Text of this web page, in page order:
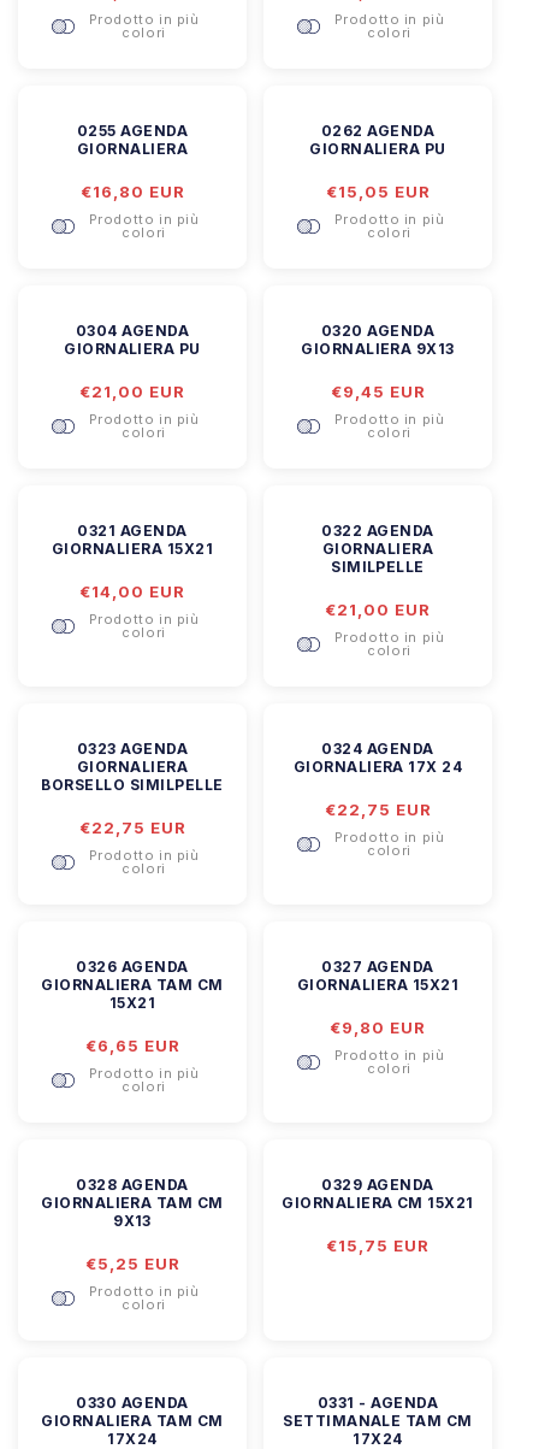
listino
Prodotto in più
colori
listino
Prodotto in più
colori
0255 AGENDA
GIORNALIERA
Prezzo
listino
€16,80 EUR
Prodotto in più
colori
0262 AGENDA
GIORNALIERA PU
Prezzo
listino
€15,05 EUR
Prodotto in più
colori
0304 AGENDA
GIORNALIERA PU
Prezzo
listino
€21,00 EUR
Prodotto in più
colori
0320 AGENDA
GIORNALIERA 9X13
Prezzo
listino
€9,45 EUR
Prodotto in più
colori
0321 AGENDA
GIORNALIERA 15X21
Prezzo
listino
€14,00 EUR
Prodotto in più
colori
0322 AGENDA
GIORNALIERA
SIMILPELLE
Prezzo
listino
€21,00 EUR
Prodotto in più
colori
0323 AGENDA
GIORNALIERA
BORSELLO SIMILPELLE
Prezzo
listino
€22,75 EUR
Prodotto in più
colori
0324 AGENDA
GIORNALIERA 17X 24
Prezzo
listino
€22,75 EUR
Prodotto in più
colori
0326 AGENDA
GIORNALIERA TAM CM
15X21
Prezzo
listino
€6,65 EUR
Prodotto in più
colori
0327 AGENDA
GIORNALIERA 15X21
Prezzo
listino
€9,80 EUR
Prodotto in più
colori
0328 AGENDA
GIORNALIERA TAM CM
9X13
Prezzo
listino
€5,25 EUR
Prodotto in più
colori
0329 AGENDA
GIORNALIERA CM 15X21
Prezzo
€15,75 EUR
0330 AGENDA
GIORNALIERA TAM CM
17X24
0331 - AGENDA
SETTIMANALE TAM CM
17X24